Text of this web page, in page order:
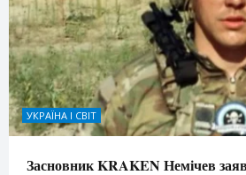
УКРАЇНА І СВІТ
Засновник KRAKEN Немічев